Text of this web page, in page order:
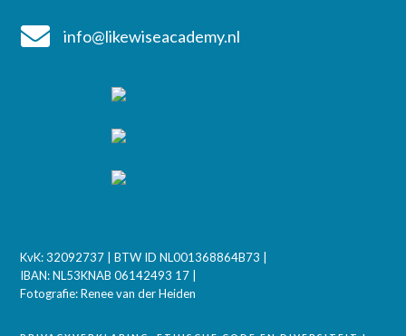
 info@likewiseacademy.nl
KvK: 32092737 | BTW ID NL001368864B73 |
IBAN: NL53KNAB 06142493 17 |
Fotografie: Renee van der Heiden